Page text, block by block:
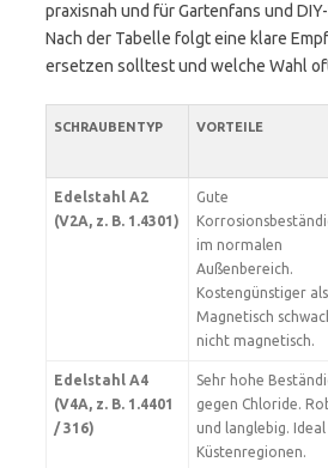
praxisnah und für Gartenfans und
Nach der Tabelle folgt eine klare
ersetzen solltest und welche Wahl
SCHRAUBENTYP VORTEILE
Edelstahl A2
(V2A, z. B. 1.4301)
Gute
im normalen
Außenbereich.
Kostengünstiger
Magnetisch
nicht magnetisch.
Edelstahl A4
(V4A, z. B. 1.4401
/ 316)
Sehr hohe
gegen Chloride.
und langlebig.
Küstenregionen.